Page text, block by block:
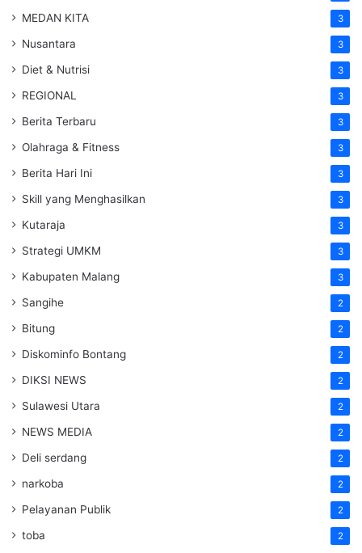
MEDAN KITA 3
Nusantara 3
Diet & Nutrisi 3
REGIONAL 3
Berita Terbaru 3
Olahraga & Fitness 3
Berita Hari Ini 3
Skill yang Menghasilkan 3
Kutaraja 3
Strategi UMKM 3
Kabupaten Malang 3
Sangihe 2
Bitung 2
Diskominfo Bontang 2
DIKSI NEWS 2
Sulawesi Utara 2
NEWS MEDIA 2
Deli serdang 2
narkoba 2
Pelayanan Publik 2
toba 2